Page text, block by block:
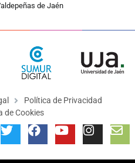
de Jaén
Política de Privacidad
de Cookies